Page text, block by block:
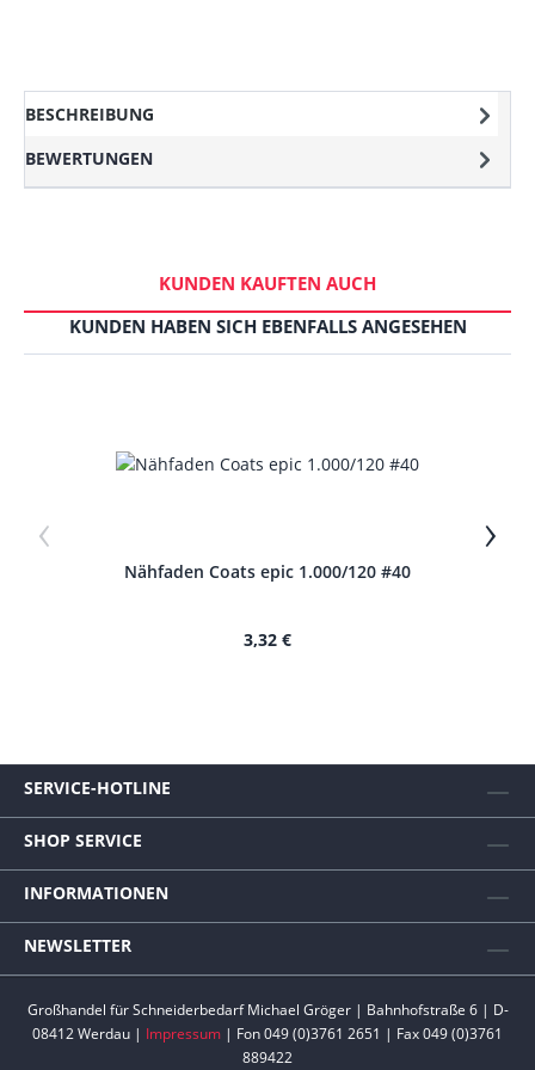
BESCHREIBUNG
BEWERTUNGEN
KUNDEN KAUFTEN AUCH
KUNDEN HABEN SICH EBENFALLS ANGESEHEN
‹
Nähfaden Coats epic 1.000/120 #40
3,32 €
›
SERVICE-HOTLINE
SHOP SERVICE
INFORMATIONEN
NEWSLETTER
Großhandel für Schneiderbedarf Michael Gröger | Bahnhofstraße 6 | D-
08412 Werdau | Impressum | Fon 049 (0)3761 2651 | Fax 049 (0)3761
889422